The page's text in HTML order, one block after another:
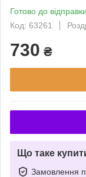
Готово до відправки
Код: 63261
730 ₴
Що таке
Замовлення